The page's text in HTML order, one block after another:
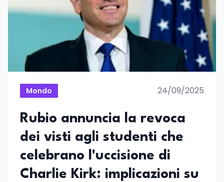
Mondo 24/09/2025
Rubio annuncia la revoca
dei visti agli studenti che
celebrano l'uccisione di
Charlie Kirk: implicazioni su